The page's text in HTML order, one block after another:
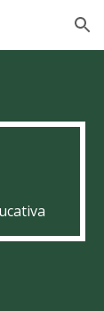
to navigation